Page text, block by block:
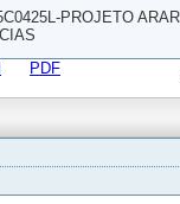
PROJETO
PDF